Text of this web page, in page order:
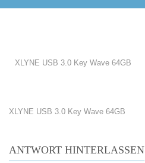
XLYNE USB 3.0 Key Wave 64GB
XLYNE USB 3.0 Key Wave 64GB
ANTWORT HINTERLASSEN